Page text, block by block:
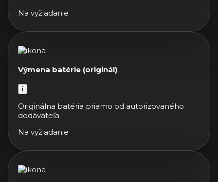
Na vyžiadanie
Výmena batérie (originál)
i
Originálna batéria priamo od autorizovaného
dodávateľa.
Na vyžiadanie